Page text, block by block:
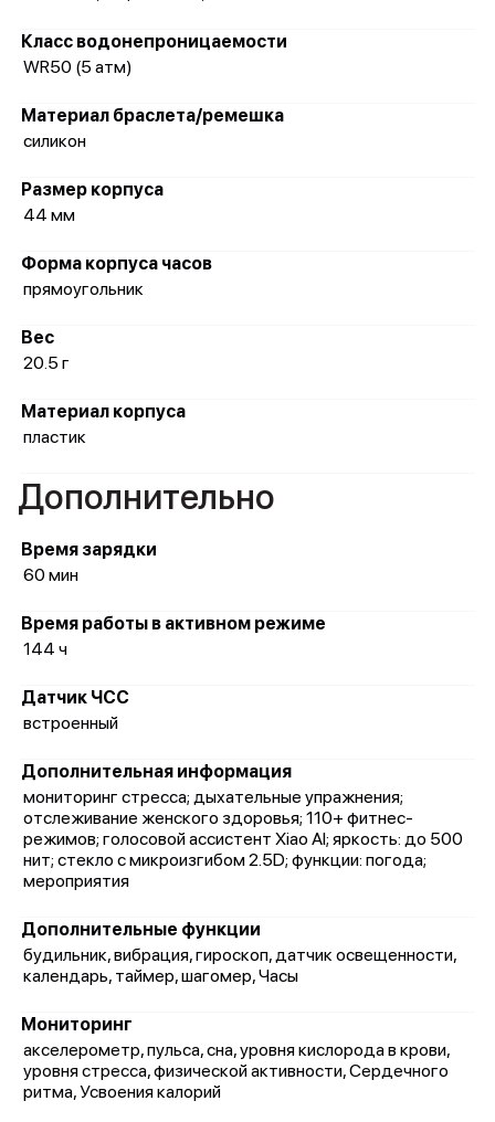
Класс водонепроницаемости
WR50 (5 атм)
Материал браслета/ремешка
силикон
Размер корпуса
44 мм
Форма корпуса часов
прямоугольник
Вес
20.5 г
Материал корпуса
пластик
Дополнительно
Время зарядки
60 мин
Время работы в активном режиме
144 ч
Датчик ЧСС
встроенный
Дополнительная информация
мониторинг стресса; дыхательные упражнения;
отслеживание женского здоровья; 110+ фитнес-
режимов; голосовой ассистент Xiao AI; яркость: до 500
нит; стекло с микроизгибом 2.5D; функции: погода;
мероприятия
Дополнительные функции
будильник, вибрация, гироскоп, датчик освещенности,
календарь, таймер, шагомер, Часы
Мониторинг
акселерометр, пульса, сна, уровня кислорода в крови,
уровня стресса, физической активности, Сердечного
ритма, Усвоения калорий